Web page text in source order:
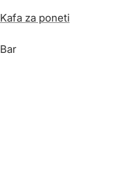
Kafa za poneti
Bar